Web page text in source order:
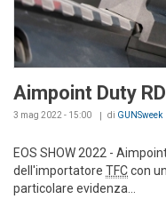
Aimpoint Duty
3 mag 2022 - 15:00 di GUNSweek
EOS SHOW 2022 -
dell'importatore TFCcon
particolare evidenza...